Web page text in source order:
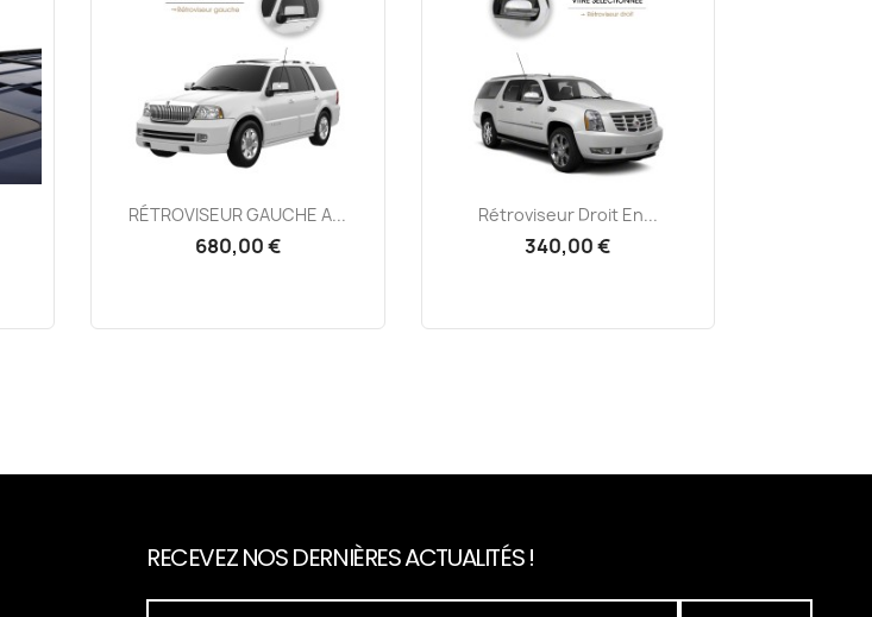
Aperçu rapide
RÉTROVISEUR GAUCHE A...
680,00 €
Aperçu rapide
Rétroviseur Droit En...
340,00 €
RECEVEZ NOS DERNIÈRES ACTUALITÉS !